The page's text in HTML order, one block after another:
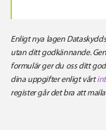
Enligt nya lagen
utan ditt godkännande.
formulär ger du oss ditt
dina uppgifter enligt vårt
register går det bra att